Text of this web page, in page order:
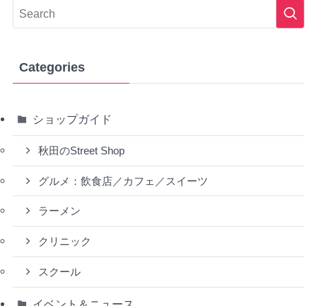
Categories
ショップガイド
秋田のStreet Shop
グルメ：飲食店／カフェ／スイーツ
ラーメン
クリニック
スクール